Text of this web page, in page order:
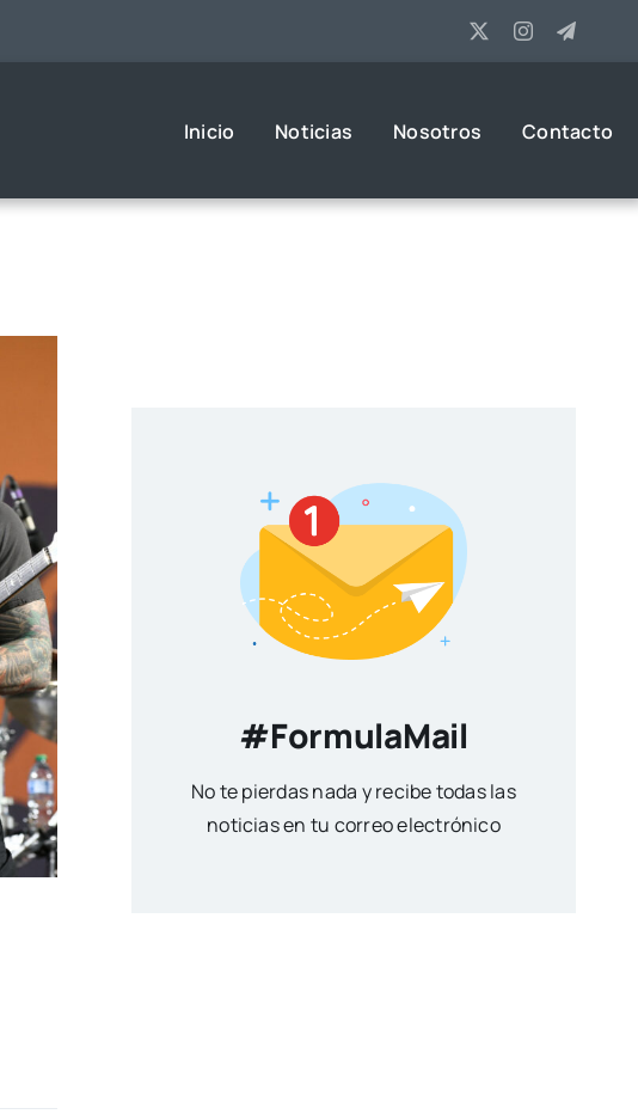
Inicio Noticias Nosotros Contacto
#FormulaMail
No te pierdas nada y recibe todas las
noticias en tu correo electrónico